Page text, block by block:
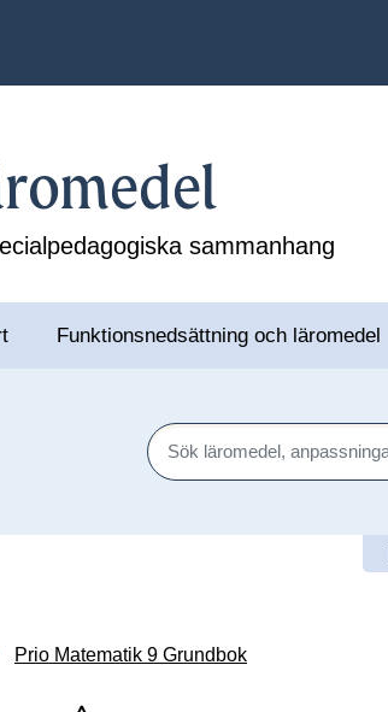
sammanhang
Funktionsnedsättning och läromedel
Sök
Prio Matematik 9 Grundbok